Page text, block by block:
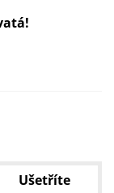
Ušetříte